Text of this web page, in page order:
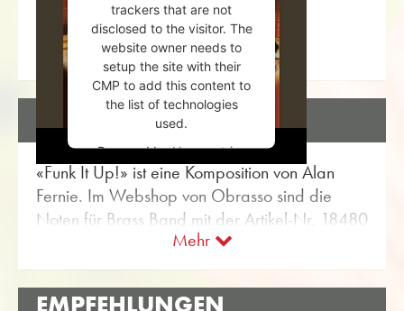
trackers that are not
disclosed to the visitor. The
website owner needs to
setup the site with their
CMP to add this content to
the list of technologies
used.
Powered byUsercentrics
Consent Management
Platform
BESCHREIBUNG
«Funk It Up!» ist eine Komposition von Alan
Fernie. Im Webshop von Obrasso sind die
Noten für Brass Band mit der Artikel-Nr. 18480
erhältlich. Das Notenmaterial ist eingestuft im
Schwierigkeitsgrad B/C (leicht bis mittel).
Mehr Unterhaltungsmusik für Brass Band finden
Mehr
EMPFEHLUNGEN